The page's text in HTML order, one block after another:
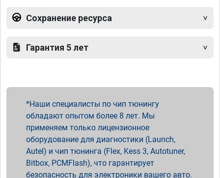
Сохранение ресурса
Гарантия 5 лет
Наши специалисты по чип тюнингу
обладают опытом более 8 лет. Мы
применяем только лицензионное
оборудование для диагностики (Launch,
Autel) и чип тюнинга (Flex, Kess 3, Autotuner,
Bitbox, PCMFlash), что гарантирует
безопасность для электроники вашего авто.